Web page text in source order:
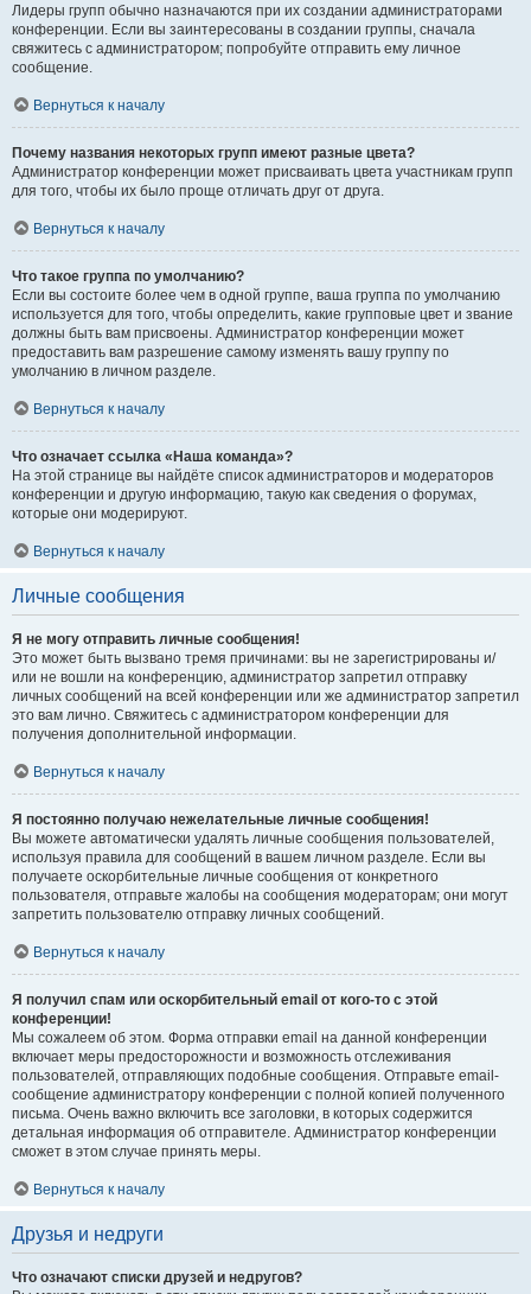
Лидеры групп обычно назначаются при их создании администраторами
конференции. Если вы заинтересованы в создании группы, сначала
свяжитесь с администратором; попробуйте отправить ему личное
сообщение.
Вернуться к началу
Почему названия некоторых групп имеют разные цвета?
Администратор конференции может присваивать цвета участникам групп
для того, чтобы их было проще отличать друг от друга.
Вернуться к началу
Что такое группа по умолчанию?
Если вы состоите более чем в одной группе, ваша группа по умолчанию
используется для того, чтобы определить, какие групповые цвет и звание
должны быть вам присвоены. Администратор конференции может
предоставить вам разрешение самому изменять вашу группу по
умолчанию в личном разделе.
Вернуться к началу
Что означает ссылка «Наша команда»?
На этой странице вы найдёте список администраторов и модераторов
конференции и другую информацию, такую как сведения о форумах,
которые они модерируют.
Вернуться к началу
Личные сообщения
Я не могу отправить личные сообщения!
Это может быть вызвано тремя причинами: вы не зарегистрированы и/
или не вошли на конференцию, администратор запретил отправку
личных сообщений на всей конференции или же администратор запретил
это вам лично. Свяжитесь с администратором конференции для
получения дополнительной информации.
Вернуться к началу
Я постоянно получаю нежелательные личные сообщения!
Вы можете автоматически удалять личные сообщения пользователей,
используя правила для сообщений в вашем личном разделе. Если вы
получаете оскорбительные личные сообщения от конкретного
пользователя, отправьте жалобы на сообщения модераторам; они могут
запретить пользователю отправку личных сообщений.
Вернуться к началу
Я получил спам или оскорбительный email от кого-то с этой
конференции!
Мы сожалеем об этом. Форма отправки email на данной конференции
включает меры предосторожности и возможность отслеживания
пользователей, отправляющих подобные сообщения. Отправьте email-
сообщение администратору конференции с полной копией полученного
письма. Очень важно включить все заголовки, в которых содержится
детальная информация об отправителе. Администратор конференции
сможет в этом случае принять меры.
Вернуться к началу
Друзья и недруги
Что означают списки друзей и недругов?